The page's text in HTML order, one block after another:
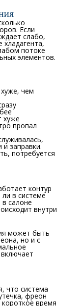
Если
слабо,
потоке
элементов.
чем
хуже
пропал
заправки.
потребуется
контур
в системе
салоне
внутри
может быть
но и с
что система
фреон
короткое время